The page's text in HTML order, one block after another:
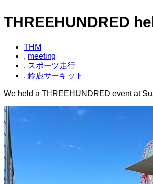
THREEHUNDRED
THM
, meeting
, スポーツ走行
, 鈴鹿サーキット
We held a THREEHUNDRED event at